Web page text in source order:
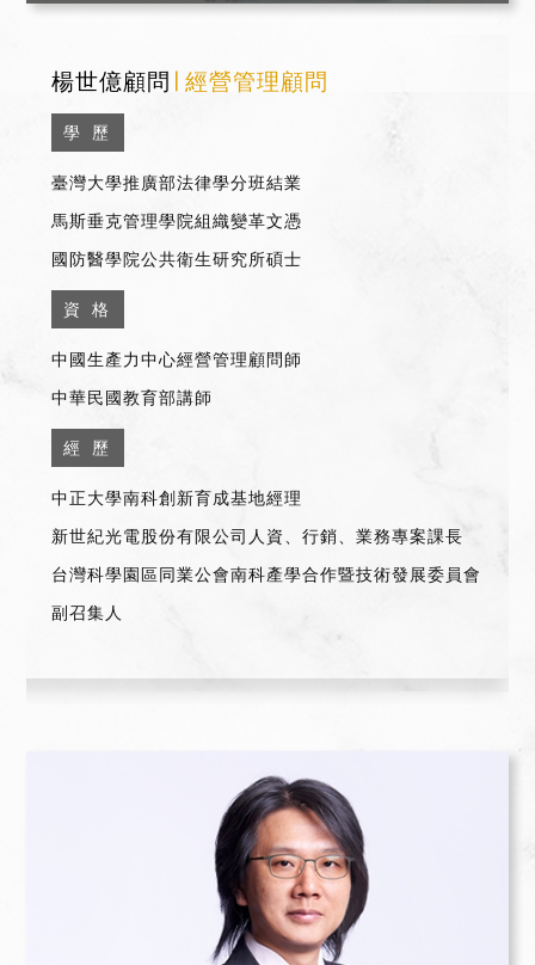
楊世億顧問 ∣ 經營管理顧問
學 歷
臺灣大學推廣部法律學分班結業
馬斯垂克管理學院組織變革文憑
國防醫學院公共衛生研究所碩士
資 格
中國生產力中心經營管理顧問師
中華民國教育部講師
經 歷
中正大學南科創新育成基地經理
新世紀光電股份有限公司人資、行銷、業務專案課長
台灣科學園區同業公會南科產學合作暨技術發展委員會
副召集人